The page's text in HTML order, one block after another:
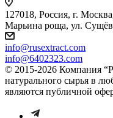
127018, Россия, г.
Марьина роща, ул.
info@rusextract.com
info@6402323.com
© 2015-2026 Компания
натурального сырья в
являются публичной